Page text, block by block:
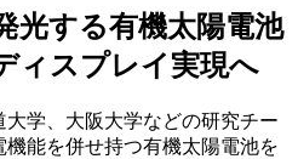
光する有機太陽電池
ィスプレイ実現へ
学、大阪大学などの研究チー
機能を併せ持つ有機太陽電池を